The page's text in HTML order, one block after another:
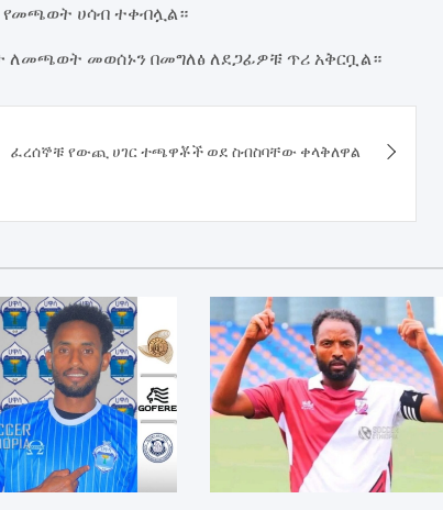
የመጫወት ሀሳብ ተቀብሏል።
ለመጫወት መወሰኑን በመግለፅ ለደጋፊዎቹ ጥሪ አቅርቧል።
ፈረሰኞቹ የውጪ ሀገር ተጫዋቾች ወደ ስብስባቸው ቀላቅለዋል